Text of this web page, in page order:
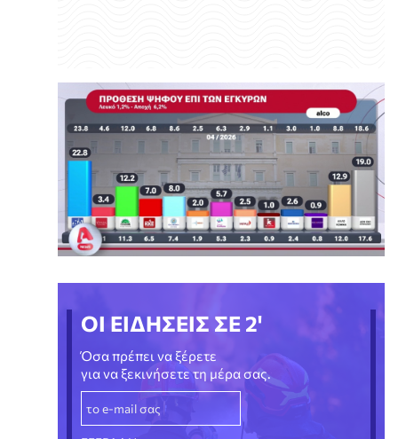
ΟΙ ΕΙΔΗΣΕΙΣ ΣΕ 2'
Όσα πρέπει να ξέρετε
για να ξεκινήσετε τη μέρα σας.